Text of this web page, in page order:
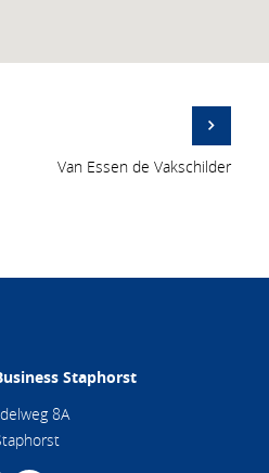
Van Essen de Vakschilder
Staphorst
8A